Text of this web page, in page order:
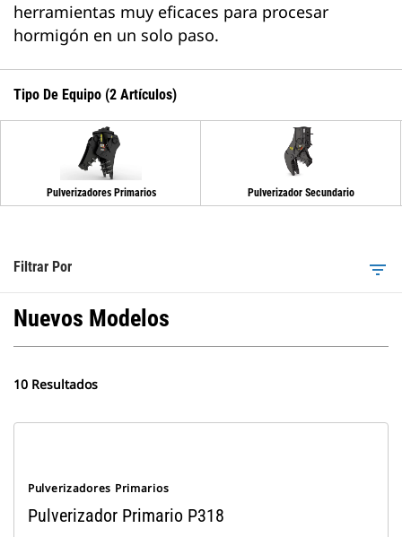
herramientas muy eficaces para procesar
hormigón en un solo paso.
Tipo De Equipo (2 Artículos)
Pulverizadores Primarios Pulverizador Secundario
Filtrar Por filter_list
Nuevos Modelos
10 Resultados
Pulverizadores Primarios
Pulverizador Primario P318